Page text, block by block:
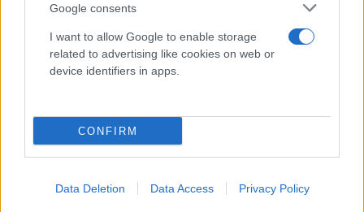
Google consents
I want to allow Google to enable storage
related to advertising like cookies on web or
device identifiers in apps.
CONFIRM
Data Deletion Data Access Privacy Policy
πορτογαλική